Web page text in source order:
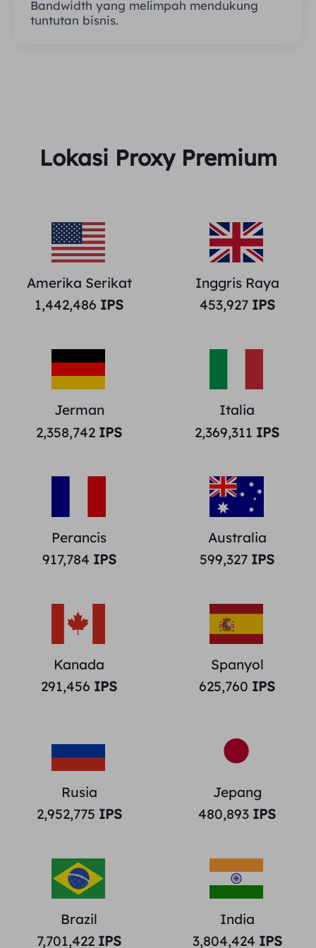
Bandwidth yang melimpah mendukung
tuntutan bisnis.
Lokasi Proxy Premium
Amerika Serikat
1,442,486 IPS
Inggris Raya
453,927IPS
Jerman
2,358,742 IPS
Italia
2,369,311 IPS
Perancis
917,784 IPS
Australia
599,327 IPS
Kanada
291,456 IPS
Spanyol
625,760 IPS
Rusia
2,952,775 IPS
Jepang
480,893 IPS
Brazil
7,701,422 IPS
India
3,804,424 IPS